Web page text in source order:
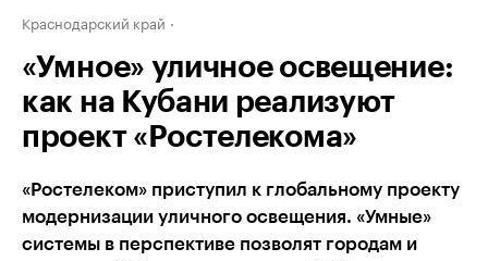
Краснодарский край
«Умное» уличное освещение:
как на Кубани реализуют
проект «Ростелекома»
«Ростелеком» приступил к глобальному проекту
модернизации уличного освещения. «Умные»
системы в перспективе позволят городам и